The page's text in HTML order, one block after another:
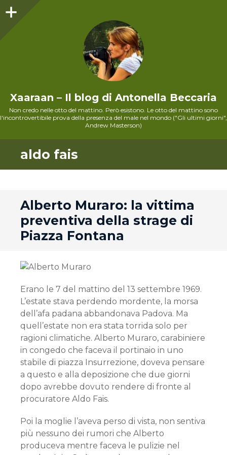
Xaaraan – Il blog di Antonella Beccaria
Non credo nelle otto del mattino. Però esistono. Le otto del mattino sono
l'incontrovertibile prova della presenza del male nel mondo ("Gli ultimi giorni",
Andrew Masterson)
aldo fais
Alberto Muraro: la vittima
preventiva della strage di
Piazza Fontana
Erano le 7 del mattino del 13 settembre 1969.
L’estate stava perdendo mordente, la morsa
dell’afa padana abbandonava Padova. Ma
quell’estate non era stata torrida solo per
ragioni climatiche. Alberto Muraro, carabiniere
in congedo che faceva il portinaio in uno
stabile di piazza Insurrezione, doveva pensare
a questo e alla deposizione che due giorni
dopo avrebbe dovuto rendere di fronte al
procuratore Aldo Fais.
Poi la moglie l’aveva perso di vista, non sentiva
più nessuno dei rumori che Alberto
produceva mentre faceva le pulizie nel